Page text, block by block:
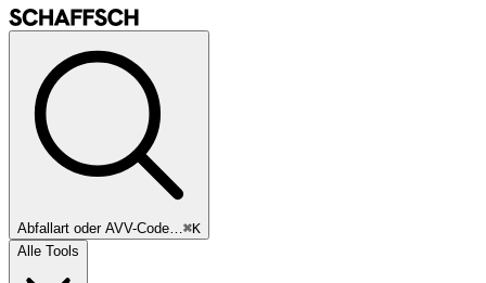
Abfallart oder AVV-Code…⌘K
Alle Tools